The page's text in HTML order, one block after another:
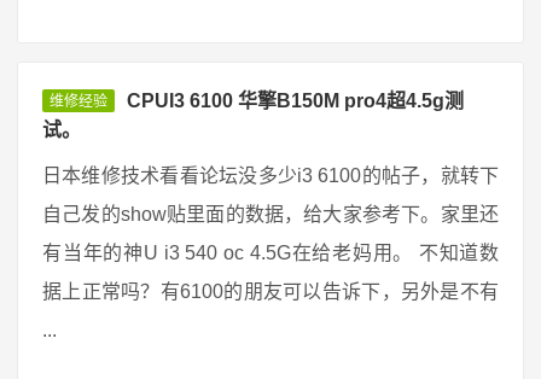
维修经验
CPUI3 6100 华擎B150M pro4超4.5g测
试。
日本维修技术看看论坛没多少i3 6100的帖子，就转下
自己发的show贴里面的数据，给大家参考下。家里还
有当年的神U i3 540 oc 4.5G在给老妈用。 不知道数
据上正常吗？有6100的朋友可以告诉下，另外是不有
...